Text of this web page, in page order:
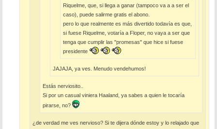
Riquelme, que, si llega a ganar (tampoco va a a ser el
caso), puede salirme gratis el abono.
pero lo que realmente es más divertido todavía es que,
si fuese Riquelme, votaría a Floper, no vaya a ser que
tenga que cumplir las "promesas" que hice si fuese
presidente
JAJAJA, ya ves. Menudo vendehumos!
Estás nerviosito..
Si por un casual viniera Haaland, ya sabes a quien le tocaría
pirarse, no?
¿de verdad me ves nervioso? Si te dijera dónde estoy y lo relajado que